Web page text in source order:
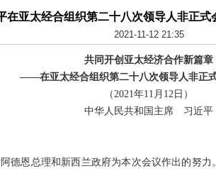
在亚太经合组织第二十八次领导人非正式
2021-11-12 21:35
共同开创亚太经济合作新篇章
——在亚太经合组织第二十八次领导人非正
（2021年11月12日）
中华人民共和国主席 习近平
德恩总理和新西兰政府为本次会议作出的努